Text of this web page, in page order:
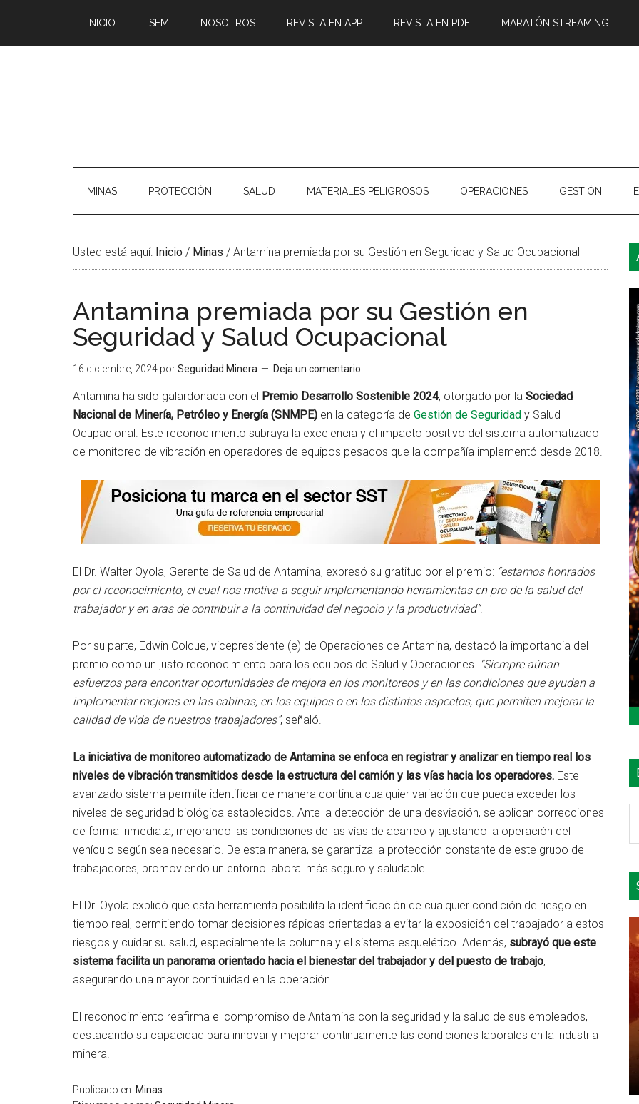
contenido
secondary
la
pie
INICIO ISEM NOSOTROS REVISTA EN APP REVISTA EN PDF MARATÓN STREAMING
MINAS PROTECCIÓN SALUD MATERIALES PELIGROSOS OPERACIONES GESTIÓN
Usted está aquí: Inicio / Minas / Antamina premiada por su Gestión en Seguridad y Salud Ocupacional
Antamina premiada por su Gestión en
Seguridad y Salud Ocupacional
16 diciembre, 2024 porSeguridad Minera Deja un comentario
Antamina ha sido galardonada con el Premio Desarrollo Sostenible 2024, otorgado por la Sociedad
Nacional de Minería, Petróleo y Energía (SNMPE) en la categoría de Gestión de Seguridad y Salud
Ocupacional. Este reconocimiento subraya la excelencia y el impacto positivo del sistema automatizado
de monitoreo de vibración en operadores de equipos pesados que la compañía implementó desde 2018.
El Dr. Walter Oyola, Gerente de Salud de Antamina, expresó su gratitud por el premio: “estamos honrados
por el reconocimiento, el cual nos motiva a seguir implementando herramientas en pro de la salud del
trabajador y en aras de contribuir a la continuidad del negocio y la productividad”.
Por su parte, Edwin Colque, vicepresidente (e) de Operaciones de Antamina, destacó la importancia del
premio como un justo reconocimiento para los equipos de Salud y Operaciones. “Siempre aúnan
esfuerzos para encontrar oportunidades de mejora en los monitoreos y en las condiciones que ayudan a
implementar mejoras en las cabinas, en los equipos o en los distintos aspectos, que permiten mejorar la
calidad de vida de nuestros trabajadores”, señaló.
La iniciativa de monitoreo automatizado de Antamina se enfoca en registrar y analizar en tiempo real los
niveles de vibración transmitidos desde la estructura del camión y las vías hacia los operadores. Este
avanzado sistema permite identificar de manera continua cualquier variación que pueda exceder los
niveles de seguridad biológica establecidos. Ante la detección de una desviación, se aplican correcciones
de forma inmediata, mejorando las condiciones de las vías de acarreo y ajustando la operación del
vehículo según sea necesario. De esta manera, se garantiza la protección constante de este grupo de
trabajadores, promoviendo un entorno laboral más seguro y saludable.
El Dr. Oyola explicó que esta herramienta posibilita la identificación de cualquier condición de riesgo en
tiempo real, permitiendo tomar decisiones rápidas orientadas a evitar la exposición del trabajador a estos
riesgos y cuidar su salud, especialmente la columna y el sistema esquelético. Además, subrayó que este
sistema facilita un panorama orientado hacia el bienestar del trabajador y del puesto de trabajo,
asegurando una mayor continuidad en la operación.
El reconocimiento reafirma el compromiso de Antamina con la seguridad y la salud de sus empleados,
destacando su capacidad para innovar y mejorar continuamente las condiciones laborales en la industria
minera.
Publicado en: Minas